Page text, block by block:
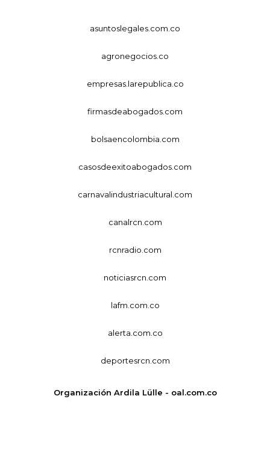
asuntoslegales.com.co
agronegocios.co
empresas.larepublica.co
firmasdeabogados.com
bolsaencolombia.com
casosdeexitoabogados.com
carnavalindustriacultural.com
canalrcn.com
rcnradio.com
noticiasrcn.com
lafm.com.co
alerta.com.co
deportesrcn.com
Organización Ardila Lülle - oal.com.co